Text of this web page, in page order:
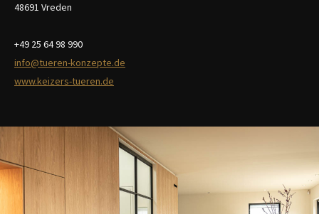
48691 Vreden
+49 25 64 98 990
info@tueren-konzepte.de
www.keizers-tueren.de